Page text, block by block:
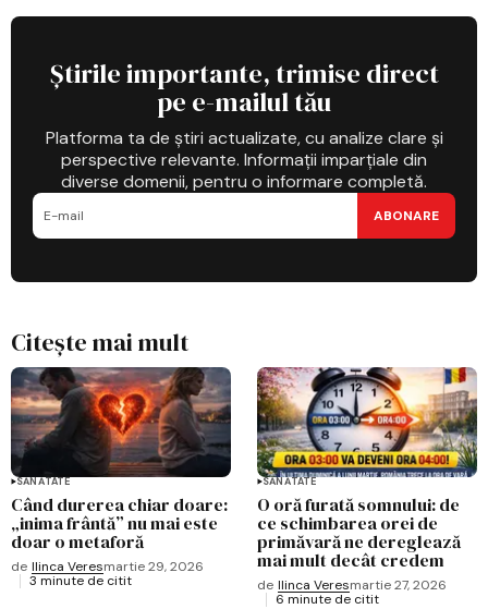
Știrile importante, trimise direct
pe e-mailul tău
Platforma ta de știri actualizate, cu analize clare și
perspective relevante. Informații imparțiale din
diverse domenii, pentru o informare completă.
ABONARE
Citește mai mult
SĂNĂTATE
Când durerea chiar doare:
„inima frântă” nu mai este
doar o metaforă
de Ilinca Veresmartie 29, 2026
3 minute de citit
SĂNĂTATE
O oră furată somnului: de
ce schimbarea orei de
primăvară ne dereglează
mai mult decât credem
de Ilinca Veresmartie 27, 2026
6 minute de citit